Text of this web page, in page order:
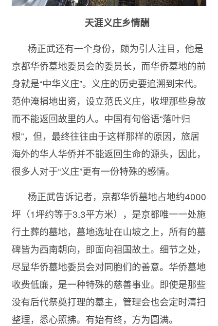
天涯义庄乡情酬
杨正武还有一个身份，颇为引人注目，他是
京都华侨墓地委员会的委员长，而华侨墓地的前
身就是“中华义庄”。义庄的历史要追溯到宋代。
范仲淹捐地出资，设立范氏义庄，收埋那些身故
而不能返回故里的人。中国有句俗语“落叶归
根”，但，最终往往由于这样那样的原因，旅居
海外的华人华侨并不能返回生命的源头，因此，
很多人对于“义庄”更有一份特殊的感情。
杨正武告诉记者，京都华侨墓地占地约4000
坪（1坪约等于3.3平方米），是京都唯一一处施
行土葬的墓地，墓地选址在山坡之上，所有的墓
碑皆为西南朝向，即面向祖国故土。细节之处，
尽显华侨墓地委员会对同胞们的善意。华侨墓地
收费低廉，是一种特殊的慈善事业。即使是那些
没有后代祭奠打理的墓主，管理会也会定时清扫
整理，悉心照拂。有始有终，方为圆满。